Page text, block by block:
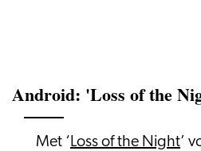
Android: 'Loss of the
Met ‘Loss of the Night’